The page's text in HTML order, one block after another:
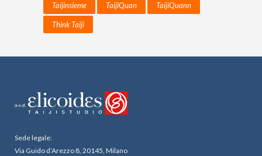
Taijinsieme TaijiQuan TaijiQuann
Think Taiji
Sede legale:
Via Guido d’Arezzo 8, 20145, Milano